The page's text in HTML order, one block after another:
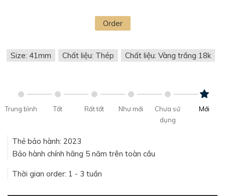
Order
Size: 41mm Chất liệu: Thép Chất liệu: Vàng trắng 18k
Trung bình Tốt Rất tốt Như mới
Chưa sử
dụng
Mới
Thẻ bảo hành: 2023
Bảo hành chính hãng 5 năm trên toàn cầu
Thời gian order: 1 - 3 tuần